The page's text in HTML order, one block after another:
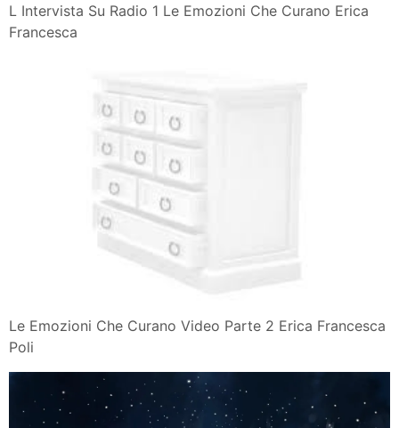
L Intervista Su Radio 1 Le Emozioni Che Curano Erica
Francesca
Le Emozioni Che Curano Video Parte 2 Erica Francesca
Poli